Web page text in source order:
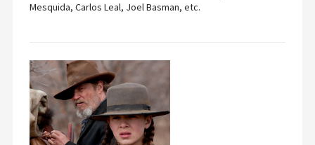
Mesquida, Carlos Leal, Joel Basman, etc.